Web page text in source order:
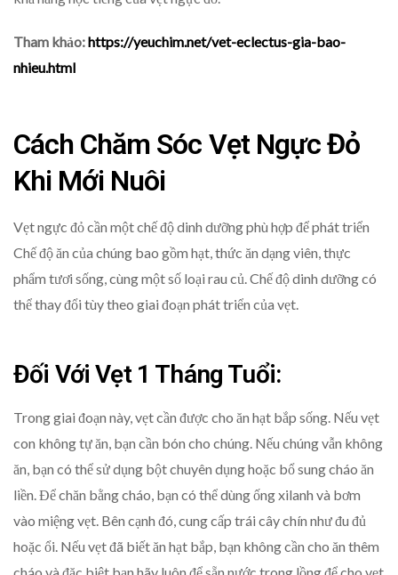
Tham khảo:https://yeuchim.net/vet-eclectus-gia-bao-
nhieu.html
Cách Chăm Sóc Vẹt Ngực Đỏ
Khi Mới Nuôi
Vẹt ngực đỏ cần một chế độ dinh dưỡng phù hợp để phát triển
Chế độ ăn của chúng bao gồm hạt, thức ăn dạng viên, thực
phẩm tươi sống, cùng một số loại rau củ. Chế độ dinh dưỡng có
thể thay đổi tùy theo giai đoạn phát triển của vẹt.
Đối Với Vẹt 1 Tháng Tuổi:
Trong giai đoạn này, vẹt cần được cho ăn hạt bắp sống. Nếu vẹt
con không tự ăn, bạn cần bón cho chúng. Nếu chúng vẫn không
ăn, bạn có thể sử dụng bột chuyên dụng hoặc bổ sung cháo ăn
liền. Để chăn bằng cháo, bạn có thể dùng ống xilanh và bơm
vào miệng vẹt. Bên cạnh đó, cung cấp trái cây chín như đu đủ
hoặc ổi. Nếu vẹt đã biết ăn hạt bắp, bạn không cần cho ăn thêm